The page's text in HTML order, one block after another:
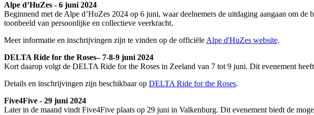
Alpe d’HuZes - 6 juni 2024
Beginnend met de Alpe d’HuZes 2024 op 6 juni, waar deelnemers de uitdaging aangaan om
toonbeeld van persoonlijke en collectieve veerkracht.
Meer informatie en inschrijvingen zijn te vinden op de officiële Alpe d'HuZes website.
DELTA Ride for the Roses– 7-8-9 juni 2024
Kort daarop volgt de DELTA Ride for the Roses in Zeeland van 7 tot 9 juni. Dit evenement
Details en inschrijvingen zijn beschikbaar op DELTA Ride for the Roses.
Five4Five - 29 juni 2024
Later in de maand vindt Five4Five plaats op 29 juni in Valkenburg. Dit evenement biedt de